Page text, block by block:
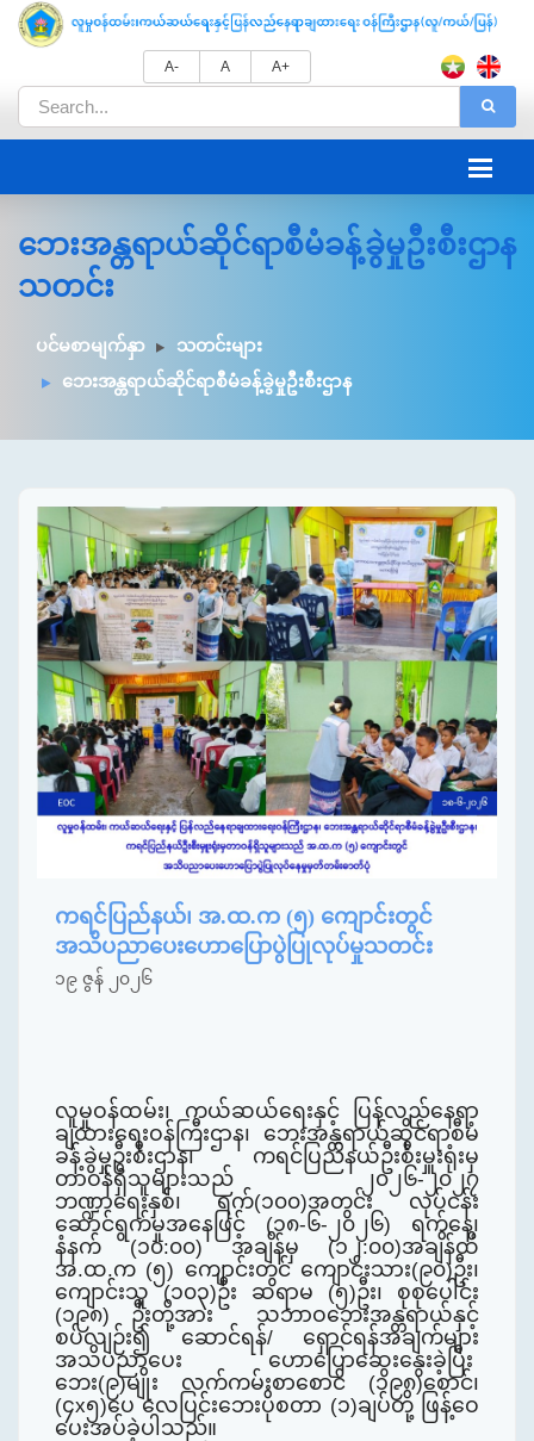
A- A A+
ဘေးအန္တရာယ်ဆိုင်ရာစီမံခန့်ခွဲမှုဦးစီးဌာန
သတင်း
ပင်မစာမျက်နှာ
သတင်းများ
ဘေးအန္တရာယ်ဆိုင်ရာစီမံခန့်ခွဲမှုဦးစီးဌာန
ကရင်ပြည်နယ်၊ အ.ထ.က (၅) ကျောင်းတွင်
အသိပညာပေးဟောပြောပွဲပြုလုပ်မှုသတင်း
၁၉ ဇွန် ၂၀၂၆
လူမှုဝန်ထမ်း၊ ကယ်ဆယ်ရေးနှင့် ပြန်လည်နေရာ
ချထားရေးဝန်ကြီးဌာန၊ ဘေးအန္တရာယ်ဆိုင်ရာစီမံ
ခန့်ခွဲမှုဦးစီးဌာန၊ ကရင်ပြည်နယ်ဦးစီးမှူးရုံးမှ
တာဝန်ရှိသူများသည် ၂၀၂၆-၂၀၂၇
ဘဏ္ဍာရေးနှစ်၊ ရက်(၁၀၀)အတွင်း လုပ်ငန်း
ဆောင်ရွက်မှုအနေဖြင့် (၁၈-၆- ၂၀၂၆) ရက်နေ့၊
နံနက် (၁၀:၀၀) အချိန်မှ (၁၂:၀၀)အချိန်ထိ
အ.ထ.က (၅) ကျောင်းတွင် ကျောင်းသား(၉၀)ဦး၊
ကျောင်းသူ (၁၀၃)ဦး ဆရာမ (၅)ဦး၊ စုစုပေါင်း
(၁၉၈) ဦးတို့အား သဘာဝဘေးအန္တရာယ်နှင့်
စပ်လျဉ်း၍ ဆောင်ရန်/ ရှောင်ရန်အချက်များ
အသိပညာပေး ဟောပြောဆွေးနွေးခဲ့ပြီး
ဘေး(၉)မျိုး လက်ကမ်းစာစောင် (၁၉၈)စောင်၊
(၄x၅)ပေ လေပြင်းဘေးပိုစတာ (၁)ချပ်တို့ဖြန့်ဝေ
ပေးအပ်ခဲ့ပါသည်။